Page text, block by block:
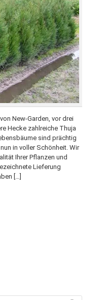
New-Garden, vor drei
Hecke zahlreiche Thuja
sind prächtig
in voller Schönheit. Wir
Ihrer Pflanzen und
Lieferung
[…]